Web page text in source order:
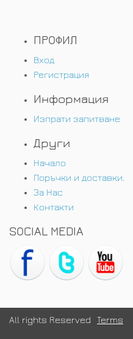
ПРОФИЛ
Вход
Регистрация
Информация
Изпрати запитване
Други
Начало
Поръчки и доставки.
За Нас
Контакти
SOCIAL MEDIA
All rights Reserved Terms